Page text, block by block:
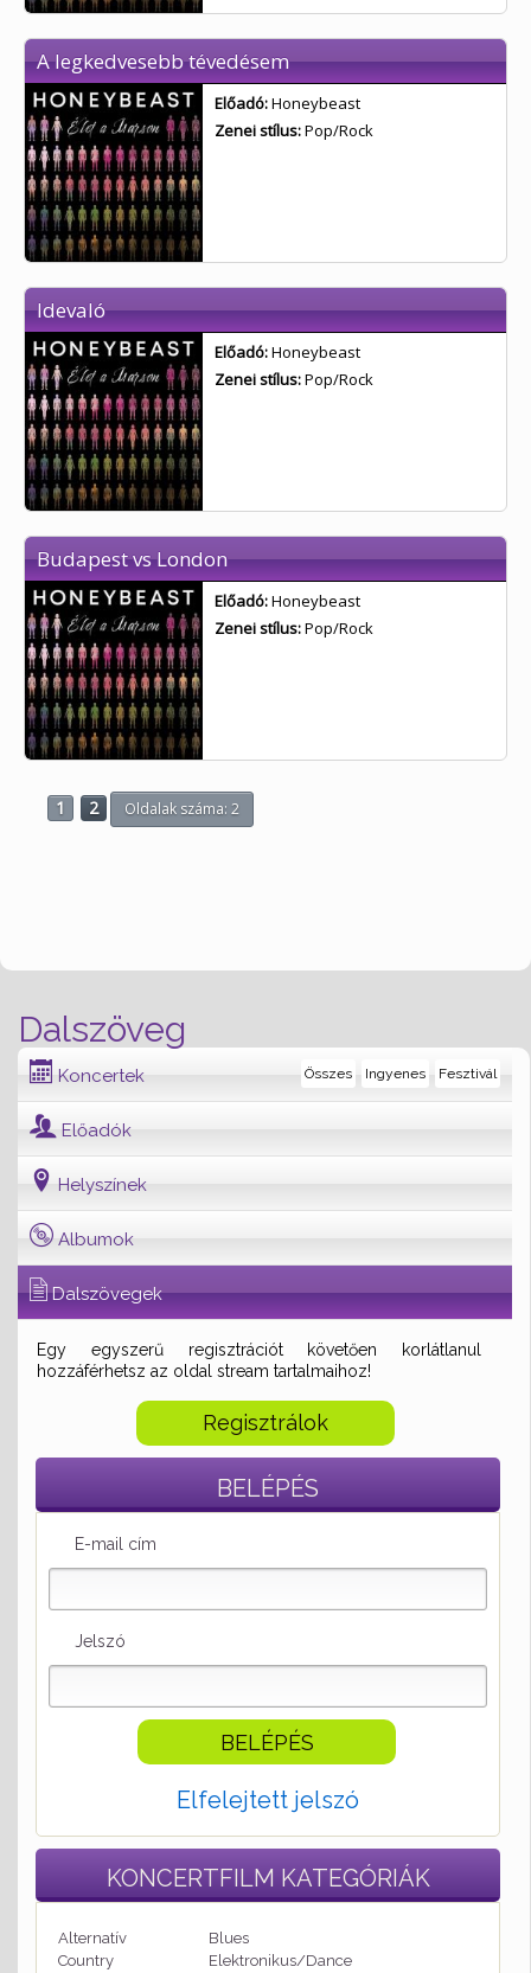
Dalszöveg
Koncertek Fesztivál
Ingyenes
Összes
Előadók
Helyszínek
Albumok
Dalszövegek
Egy egyszerű regisztrációt követően korlátlanul
hozzáférhetsz az oldal stream tartalmaihoz!
Regisztrálok
BELÉPÉS
E-mail cím
Jelszó
Elfelejtett jelszó
KONCERTFILM KATEGÓRIÁK
Alternatív
Blues
Country
Elektronikus/Dance
A legkedvesebb tévedésem
Előadó:Honeybeast
Zenei stílus:Pop/Rock
Idevaló
Előadó:Honeybeast
Zenei stílus:Pop/Rock
Budapest vs London
Előadó:Honeybeast
Zenei stílus:Pop/Rock
1 2 Oldalak száma: 2